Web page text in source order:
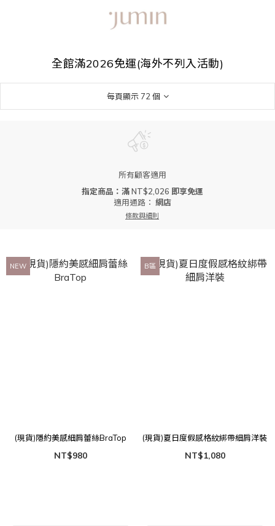
全館滿2026免運(海外不列入活動)
每頁顯示 72 個
所有顧客適用
指定商品：滿 NT$2,026 即享免運
適用通路： 網店
條款與細則
NEW
(現貨)隱約美感細肩蕾絲BraTop
NT$980
B區
(現貨)夏日度假感格紋綁帶細肩洋裝
NT$1,080